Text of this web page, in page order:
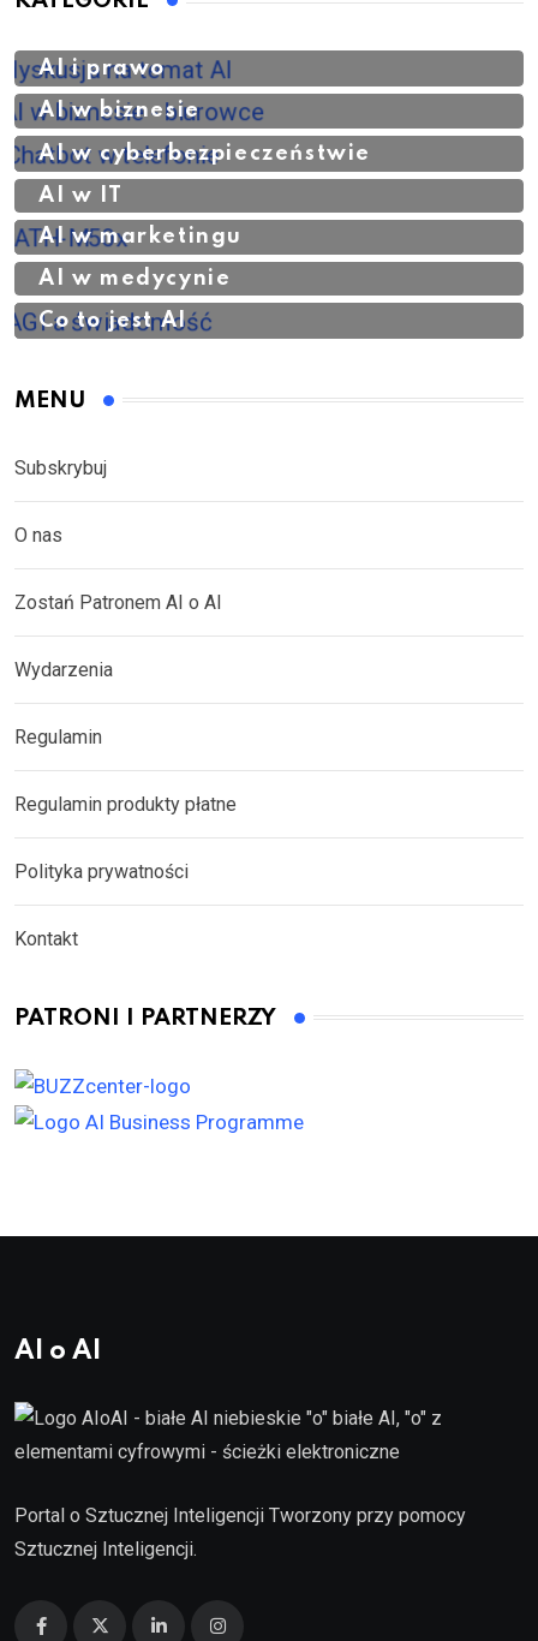
AI i prawo
AI w biznesie
AI w cyberbezpieczeństwie
AI w IT
AI w marketingu
AI w medycynie
Co to jest AI
MENU
Subskrybuj
O nas
Zostań Patronem AI o AI
Wydarzenia
Regulamin
Regulamin produkty płatne
Polityka prywatności
Kontakt
PATRONI I PARTNERZY
AI o AI
Portal o Sztucznej Inteligencji Tworzony przy pomocy
Sztucznej Inteligencji.